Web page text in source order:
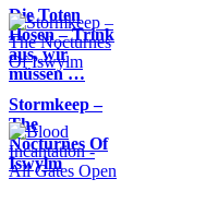
Die Toten
Hosen – Trink
aus, wir
müssen …
Stormkeep –
The
Nocturnes Of
Iswylm